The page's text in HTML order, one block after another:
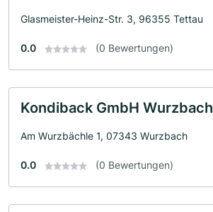
Glasmeister-Heinz-Str. 3, 96355 Tettau
0.0 (0 Bewertungen)
Kondiback GmbH Wurzbach
Am Wurzbächle 1, 07343 Wurzbach
0.0 (0 Bewertungen)